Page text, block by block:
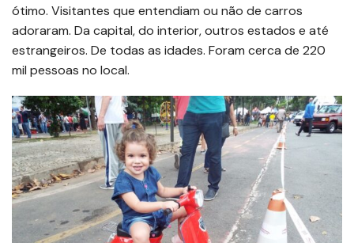
ótimo. Visitantes que entendiam ou não de carros
adoraram. Da capital, do interior, outros estados e até
estrangeiros. De todas as idades. Foram cerca de 220
mil pessoas no local.